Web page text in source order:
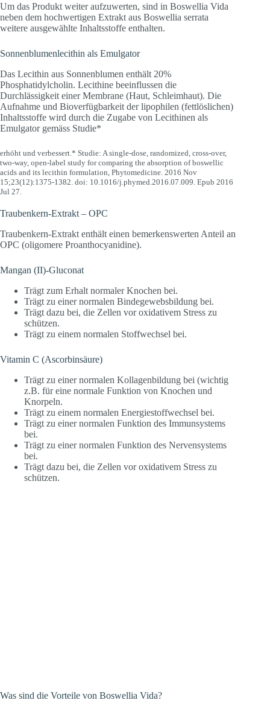
Um das Produkt weiter aufzuwerten, sind in Boswellia Vida
neben dem hochwertigen Extrakt aus Boswellia serrata
weitere ausgewählte Inhaltsstoffe enthalten.
Sonnenblumenlecithin als Emulgator
Das Lecithin aus Sonnenblumen enthält 20%
Phosphatidylcholin. Lecithine beeinflussen die
Durchlässigkeit einer Membrane (Haut, Schleimhaut). Die
Aufnahme und Bioverfügbarkeit der lipophilen (fettlöslichen)
Inhaltsstoffe wird durch die Zugabe von Lecithinen als
Emulgator gemäss Studie*
erhöht und verbessert.* Studie: A single-dose, randomized, cross-over,
two-way, open-label study for comparing the absorption of boswellic
acids and its lecithin formulation, Phytomedicine. 2016 Nov
15;23(12):1375-1382. doi: 10.1016/j.phymed.2016.07.009. Epub 2016
Jul 27.
Traubenkern-Extrakt – OPC
Traubenkern-Extrakt enthält einen bemerkenswerten Anteil an
OPC (oligomere Proanthocyanidine).
Mangan (II)-Gluconat
Trägt zum Erhalt normaler Knochen bei.
Trägt zu einer normalen Bindegewebsbildung bei.
Trägt dazu bei, die Zellen vor oxidativem Stress zu
schützen.
Trägt zu einem normalen Stoffwechsel bei.
Vitamin C (Ascorbinsäure)
Trägt zu einer normalen Kollagenbildung bei (wichtig
z.B. für eine normale Funktion von Knochen und
Knorpeln.
Trägt zu einem normalen Energiestoffwechsel bei.
Trägt zu einer normalen Funktion des Immunsystems
bei.
Trägt zu einer normalen Funktion des Nervensystems
bei.
Trägt dazu bei, die Zellen vor oxidativem Stress zu
schützen.
Was sind die Vorteile von Boswellia Vida?